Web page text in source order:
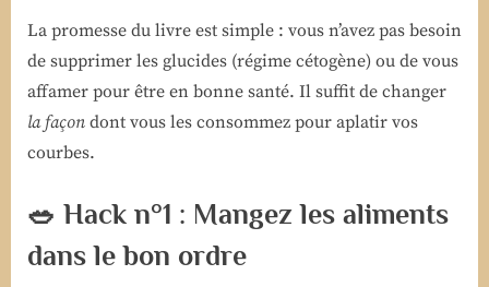
La promesse du livre est simple : vous n’avez pas besoin
de supprimer les glucides (régime cétogène) ou de vous
affamer pour être en bonne santé. Il suffit de changer
la façon dont vous les consommez pour aplatir vos
courbes.
🥗 Hack n°1 : Mangez les aliments
dans le bon ordre